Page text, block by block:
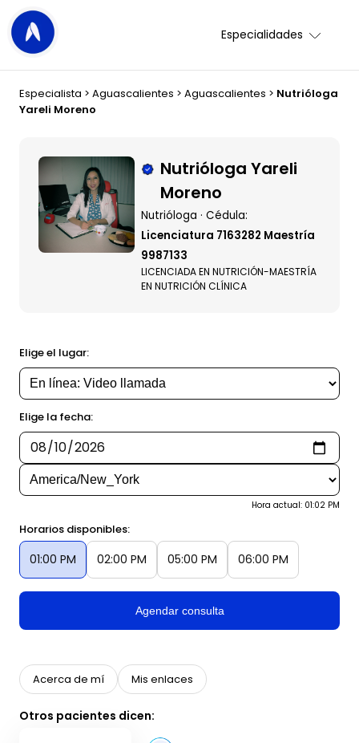
Especialidades
Especialista > Aguascalientes > Aguascalientes > Nutrióloga
Yareli Moreno
Nutrióloga Yareli
Moreno
Nutrióloga · Cédula:
Licenciatura 7163282 Maestría
9987133
LICENCIADA EN NUTRICIÓN-MAESTRÍA
EN NUTRICIÓN CLÍNICA
Elige el lugar:
Elige la fecha:
Hora actual: 01:02 PM
Horarios disponibles:
01:00 PM 02:00 PM 05:00 PM 06:00 PM
Agendar consulta
Acerca de mí Mis enlaces
Otros pacientes dicen: